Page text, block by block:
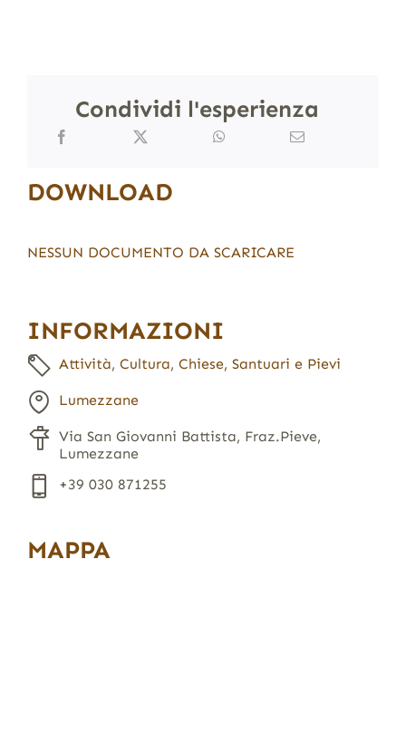
Condividi l'esperienza
DOWNLOAD
NESSUN DOCUMENTO DA SCARICARE
INFORMAZIONI
Attività, Cultura, Chiese, Santuari e Pievi
Lumezzane
Via San Giovanni Battista, Fraz.Pieve,
Lumezzane
+39 030 871255
MAPPA